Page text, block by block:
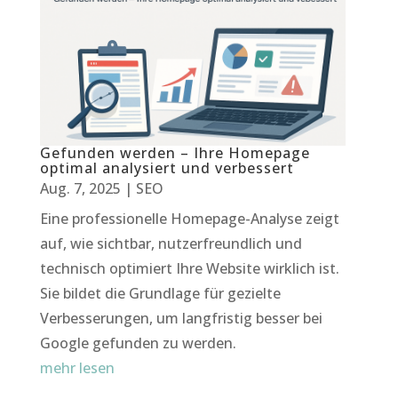
Gefunden werden – Ihre Homepage
optimal analysiert und verbessert
Aug. 7, 2025 | SEO
Eine professionelle Homepage-Analyse zeigt
auf, wie sichtbar, nutzerfreundlich und
technisch optimiert Ihre Website wirklich ist.
Sie bildet die Grundlage für gezielte
Verbesserungen, um langfristig besser bei
Google gefunden zu werden.
mehr lesen